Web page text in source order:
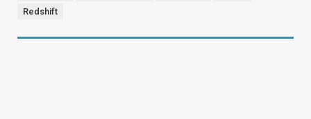
Redshift